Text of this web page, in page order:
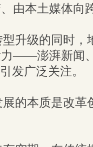
、由本土媒体
升级的同时，
力——澎湃新闻
发广泛关注。
的本质是改革